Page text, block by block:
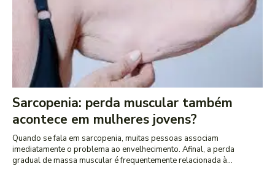
Sarcopenia: perda muscular também
acontece em mulheres jovens?
Quando se fala em sarcopenia, muitas pessoas associam
imediatamente o problema ao envelhecimento. Afinal, a perda
gradual de massa muscular é frequentemente relacionada à...